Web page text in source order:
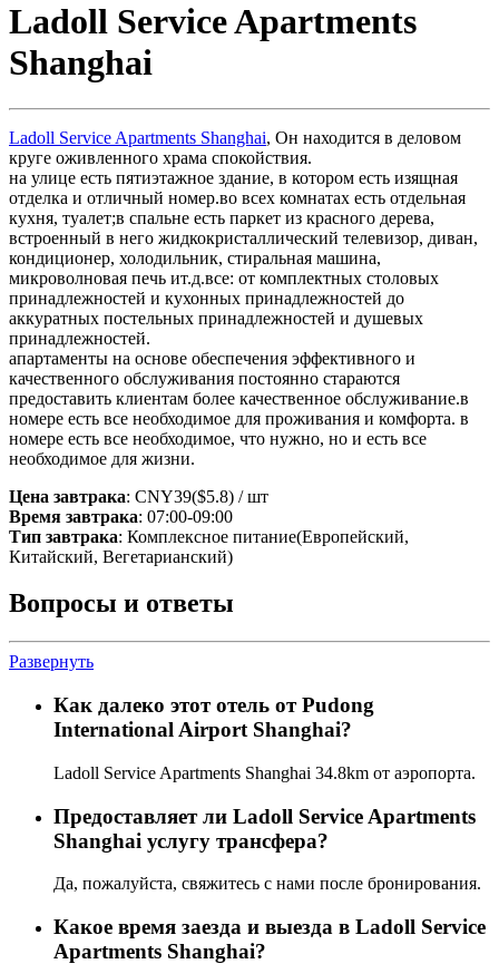
Ladoll Service Apartments
Shanghai
Ladoll Service Apartments Shanghai, Он находится в деловом
круге оживленного храма спокойствия.
на улице есть пятиэтажное здание, в котором есть изящная
отделка и отличный номер.во всех комнатах есть отдельная
кухня, туалет;в спальне есть паркет из красного дерева,
встроенный в него жидкокристаллический телевизор, диван,
кондиционер, холодильник, стиральная машина,
микроволновая печь ит.д.все: от комплектных столовых
принадлежностей и кухонных принадлежностей до
аккуратных постельных принадлежностей и душевых
принадлежностей.
апартаменты на основе обеспечения эффективного и
качественного обслуживания постоянно стараются
предоставить клиентам более качественное обслуживание.в
номере есть все необходимое для проживания и комфорта. в
номере есть все необходимое, что нужно, но и есть все
необходимое для жизни.
Цена завтрака: CNY39($5.8) / шт
Время завтрака: 07:00-09:00
Тип завтрака: Комплексное питание(Европейский,
Китайский, Вегетарианский)
Вопросы и ответы
Развернуть
Как далеко этот отель от Pudong
International Airport Shanghai?
Ladoll Service Apartments Shanghai 34.8km от аэропорта.
Предоставляет ли Ladoll Service Apartments
Shanghai услугу трансфера?
Да, пожалуйста, свяжитесь с нами после бронирования.
Какое время заезда и выезда в Ladoll Service
Apartments Shanghai?